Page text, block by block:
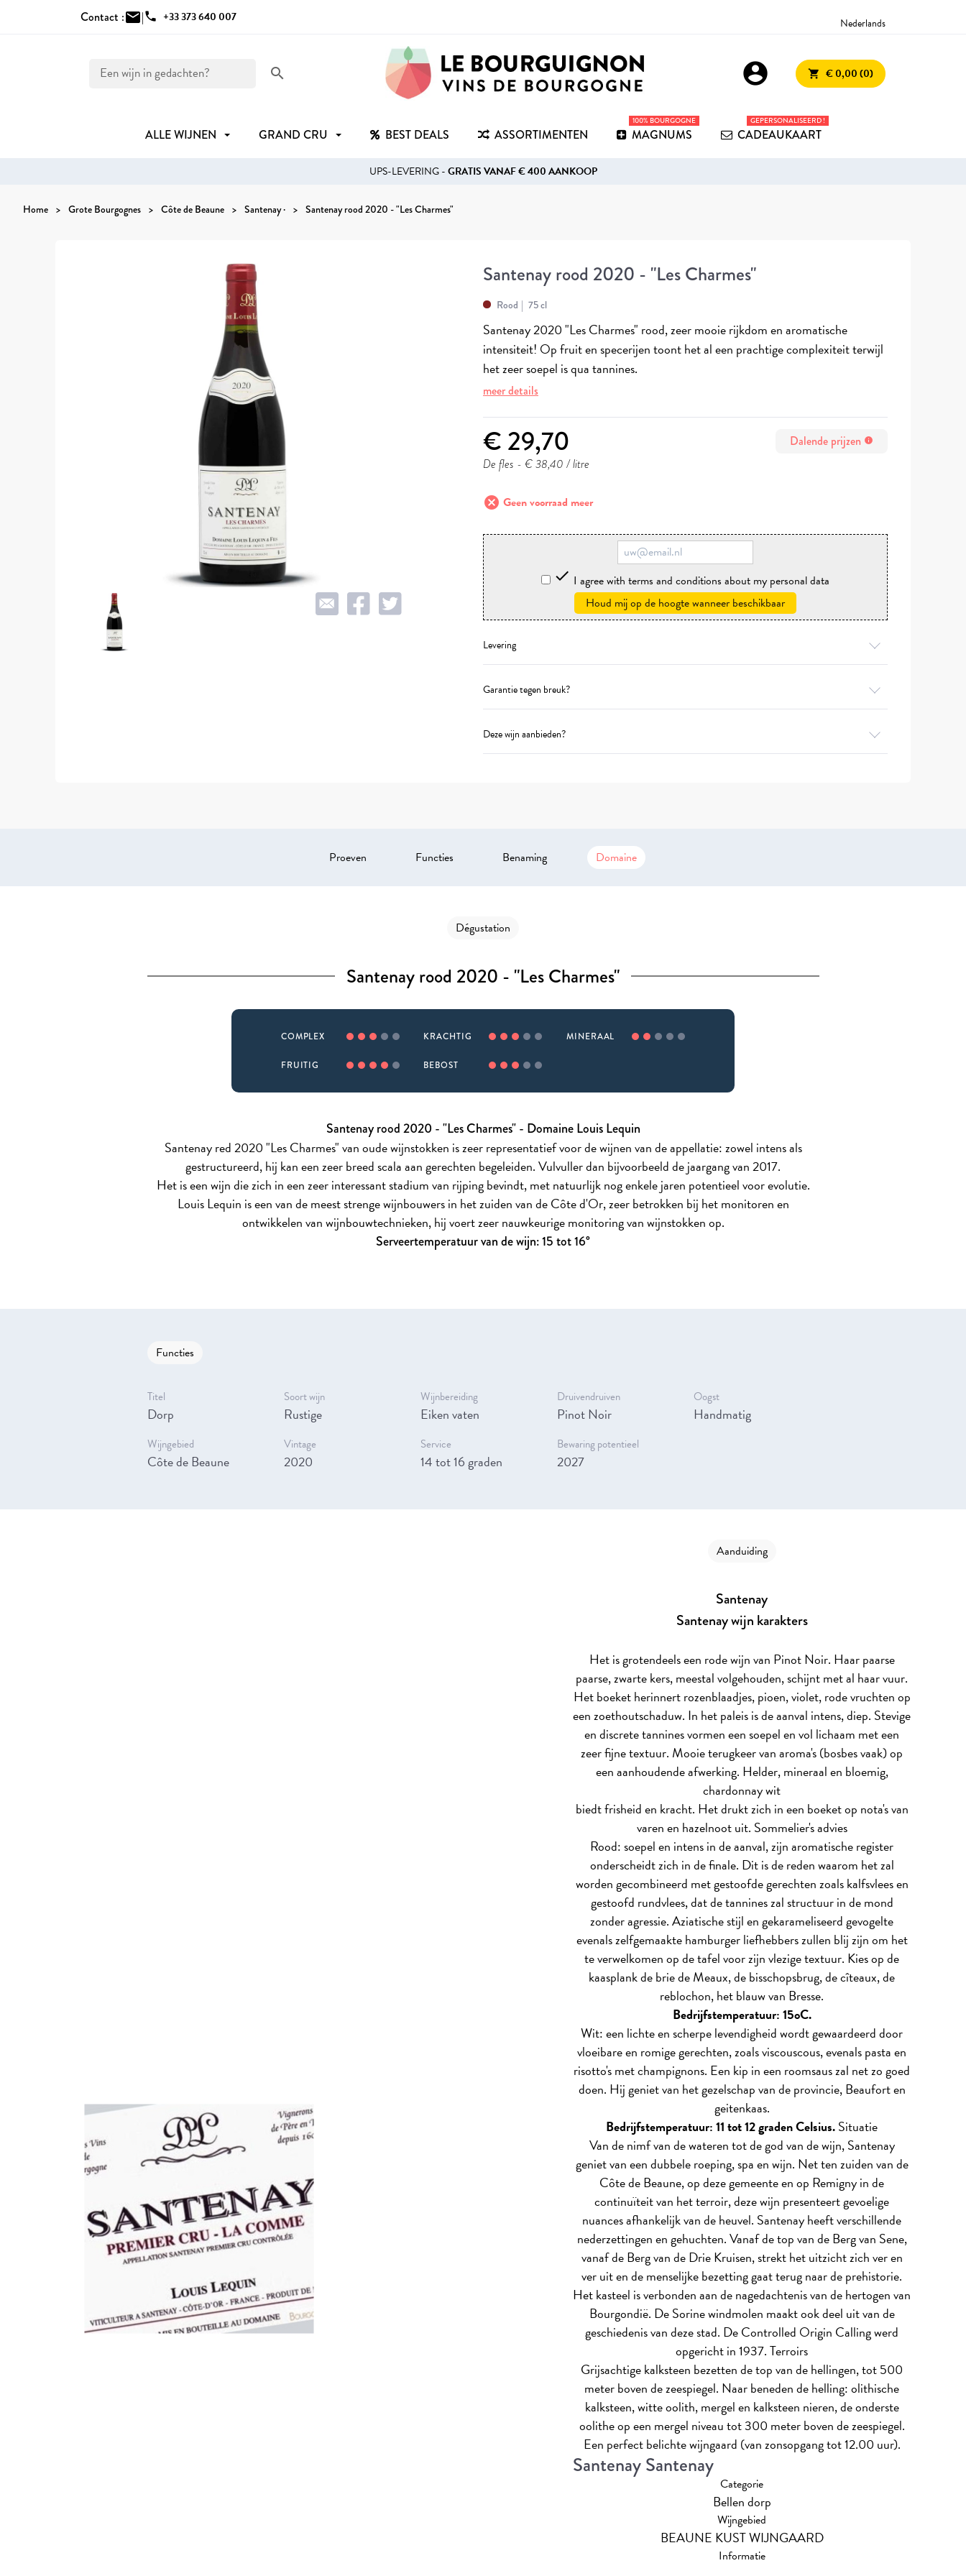
Contact :mail|phone +33 373 640 007 Nederlands
search account_circle shopping_cart € 0,00 (0)
ALLE WIJNEN GRAND CRU BEST DEALS ASSORTIMENTEN MAGNUMS
100% BOURGOGNE
CADEAUKAART
GEPERSONALISEERD !
UPS-LEVERING -GRATIS VANAF € 400 AANKOOP
Home Grote Bourgognes Côte de Beaune Santenay · Santenay rood 2020 - "Les Charmes"
Santenay rood 2020 - "Les Charmes"
Rood 75 cl
Santenay 2020 "Les Charmes" rood, zeer mooie rijkdom en aromatische
intensiteit! Op fruit en specerijen toont het al een prachtige complexiteit terwijl
het zeer soepel is qua tannines.
meer details
€ 29,70 Dalende prijzen info
De fles - € 38,40 / litre
cancel Geen voorraad meer
 I agree with terms and conditions about my personal data
Houd mij op de hoogte wanneer beschikbaar
Levering
Garantie tegen breuk?
Deze wijn aanbieden?
Proeven Functies Benaming Domaine
Dégustation
Santenay rood 2020 - "Les Charmes"
COMPLEX KRACHTIG MINERAAL
FRUITIG BEBOST
Santenay rood 2020 - "Les Charmes" - Domaine Louis Lequin
Santenay red 2020 "Les Charmes" van oude wijnstokken is zeer representatief voor de wijnen van de appellatie: zowel intens als
gestructureerd, hij kan een zeer breed scala aan gerechten begeleiden. Vulvuller dan bijvoorbeeld de jaargang van 2017.
Het is een wijn die zich in een zeer interessant stadium van rijping bevindt, met natuurlijk nog enkele jaren potentieel voor evolutie.
Louis Lequin is een van de meest strenge wijnbouwers in het zuiden van de Côte d'Or, zeer betrokken bij het monitoren en
ontwikkelen van wijnbouwtechnieken, hij voert zeer nauwkeurige monitoring van wijnstokken op.
Serveertemperatuur van de wijn: 15 tot 16°
Functies
Titel
Dorp
Soort wijn
Rustige
Wijnbereiding
Eiken vaten
Druivendruiven
Pinot Noir
Oogst
Handmatig
Wijngebied
Côte de Beaune
Vintage
2020
Service
14 tot 16 graden
Bewaring potentieel
2027
Aanduiding
Santenay
Santenay wijn karakters
Het is grotendeels een rode wijn van Pinot Noir. Haar paarse
paarse, zwarte kers, meestal volgehouden, schijnt met al haar vuur.
Het boeket herinnert rozenblaadjes, pioen, violet, rode vruchten op
een zoethoutschaduw. In het paleis is de aanval intens, diep. Stevige
en discrete tannines vormen een soepel en vol lichaam met een
zeer fijne textuur. Mooie terugkeer van aroma's (bosbes vaak) op
een aanhoudende afwerking. Helder, mineraal en bloemig,
chardonnay wit
biedt frisheid en kracht. Het drukt zich in een boeket op nota's van
varen en hazelnoot uit. Sommelier's advies
Rood: soepel en intens in de aanval, zijn aromatische register
onderscheidt zich in de finale. Dit is de reden waarom het zal
worden gecombineerd met gestoofde gerechten zoals kalfsvlees en
gestoofd rundvlees, dat de tannines zal structuur in de mond
zonder agressie. Aziatische stijl en gekarameliseerd gevogelte
evenals zelfgemaakte hamburger liefhebbers zullen blij zijn om het
te verwelkomen op de tafel voor zijn vlezige textuur. Kies op de
kaasplank de brie de Meaux, de bisschopsbrug, de cîteaux, de
reblochon, het blauw van Bresse.
Bedrijfstemperatuur: 15oC.
Wit: een lichte en scherpe levendigheid wordt gewaardeerd door
vloeibare en romige gerechten, zoals viscouscous, evenals pasta en
risotto's met champignons. Een kip in een roomsaus zal net zo goed
doen. Hij geniet van het gezelschap van de provincie, Beaufort en
geitenkaas.
Bedrijfstemperatuur: 11 tot 12 graden Celsius.Situatie
Van de nimf van de wateren tot de god van de wijn, Santenay
geniet van een dubbele roeping, spa en wijn. Net ten zuiden van de
Côte de Beaune, op deze gemeente en op Remigny in de
continuïteit van het terroir, deze wijn presenteert gevoelige
nuances afhankelijk van de heuvel. Santenay heeft verschillende
nederzettingen en gehuchten. Vanaf de top van de Berg van Sene,
vanaf de Berg van de Drie Kruisen, strekt het uitzicht zich ver en
ver uit en de menselijke bezetting gaat terug naar de prehistorie.
Het kasteel is verbonden aan de nagedachtenis van de hertogen van
Bourgondië. De Sorine windmolen maakt ook deel uit van de
geschiedenis van deze stad. De Controlled Origin Calling werd
opgericht in 1937.Terroirs
Grijsachtige kalksteen bezetten de top van de hellingen, tot 500
meter boven de zeespiegel. Naar beneden de helling: olithische
kalksteen, witte oolith, mergel en kalksteen nieren, de onderste
oolithe op een mergel niveau tot 300 meter boven de zeespiegel.
Een perfect belichte wijngaard (van zonsopgang tot 12.00 uur).
Santenay Santenay
Categorie
Bellen dorp
Wijngebied
BEAUNE KUST WIJNGAARD
Informatie